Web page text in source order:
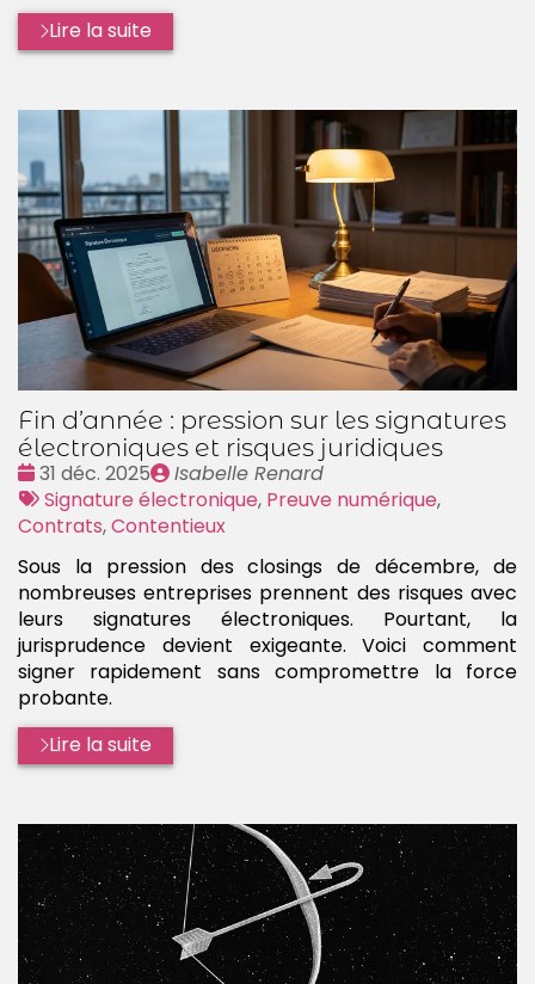
Lire la suite
Fin d’année : pression sur les signatures
électroniques et risques juridiques
Date
:
31 déc. 2025
Publié
par
Isabelle Renard
Tags
:
Signature électronique, Preuve numérique,
Contrats,Contentieux
Sous la pression des closings de décembre, de
nombreuses entreprises prennent des risques avec
leurs signatures électroniques. Pourtant, la
jurisprudence devient exigeante. Voici comment
signer rapidement sans compromettre la force
probante.
Lire la suite